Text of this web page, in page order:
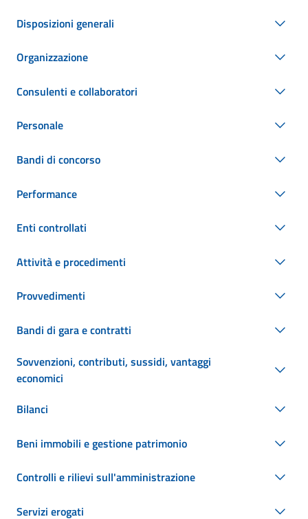
Disposizioni generali
Organizzazione
Consulenti e collaboratori
Personale
Bandi di concorso
Performance
Enti controllati
Attività e procedimenti
Provvedimenti
Bandi di gara e contratti
Sovvenzioni, contributi, sussidi, vantaggi
economici
Bilanci
Beni immobili e gestione patrimonio
Controlli e rilievi sull'amministrazione
Servizi erogati